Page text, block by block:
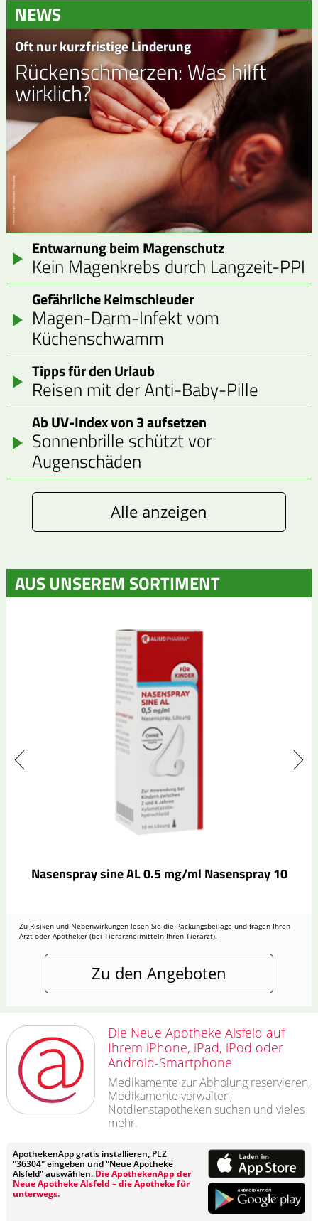
NEWS
Oft nur kurzfristige Linderung
Rückenschmerzen: Was hilft
wirklich?
Entwarnung beim Magenschutz
Kein Magenkrebs durch Langzeit-PPI
Gefährliche Keimschleuder
Magen-Darm-Infekt vom
Küchenschwamm
Tipps für den Urlaub
Reisen mit der Anti-Baby-Pille
Ab UV-Index von 3 aufsetzen
Sonnenbrille schützt vor
Augenschäden
Alle anzeigen
AUS UNSEREM SORTIMENT
Nasenspray sine AL 0.5 mg/ml Nasenspray 10
Zu Risiken und Nebenwirkungen lesen Sie die Packungsbeilage und fragen Ihren
Arzt oder Apotheker (bei Tierarzneimitteln Ihren Tierarzt).
Zu den Angeboten
Die Neue Apotheke Alsfeld auf
Ihrem iPhone, iPad, iPod oder
Android-Smartphone
Medikamente zur Abholung reservieren,
Medikamente verwalten,
Notdienstapotheken suchen und vieles
mehr.
ApothekenApp gratis installieren, PLZ
"36304" eingeben und "Neue Apotheke
Alsfeld" auswählen. Die ApothekenApp der
Neue Apotheke Alsfeld – die Apotheke für
unterwegs.